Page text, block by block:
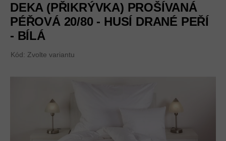
DEKA (PŘIKRÝVKA) PROŠÍVANÁ
PÉŘOVÁ 20/80 - HUSÍ DRANÉ PEŘÍ
- BÍLÁ
Kód: Zvolte variantu